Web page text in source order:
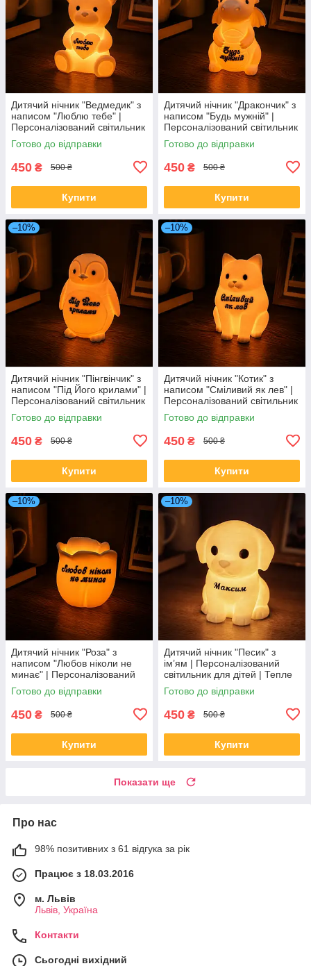
Дитячий нічник "Ведмедик" з
написом "Люблю тебе" |
Персоналізований світильник
для дітей | Тепле жовте
світло | 13–15 см
Готово до відправки
450 ₴ 500 ₴
Купити
Дитячий нічник "Дракончик" з
написом "Будь мужній" |
Персоналізований світильник
для дітей | Тепле жовте
світло | 13–15 см
Готово до відправки
450 ₴ 500 ₴
Купити
–10%
Дитячий нічник "Пінгвінчик" з
написом "Під Його крилами" |
Персоналізований світильник
для дітей | Тепле жовте
світло | 13–15 см
Готово до відправки
450 ₴ 500 ₴
Купити
–10%
Дитячий нічник "Котик" з
написом "Сміливий як лев" |
Персоналізований світильник
для дітей | Тепле жовте
світло | 13–15 см
Готово до відправки
450 ₴ 500 ₴
Купити
–10%
Дитячий нічник "Роза" з
написом "Любов ніколи не
минає" | Персоналізований
світильник для дітей | Тепле
жовте світло | 13–15 см
Готово до відправки
450 ₴ 500 ₴
Купити
–10%
Дитячий нічник "Песик" з
ім’ям | Персоналізований
світильник для дітей | Тепле
жовте світло | 13–15 см
Готово до відправки
450 ₴ 500 ₴
Купити
Показати ще
Про нас
98% позитивних з 61 відгука за рік
Працює з 18.03.2016
м. Львів
Львів, Україна
Контакти
Сьогодні вихідний